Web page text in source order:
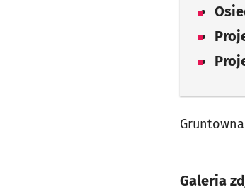
Galeria